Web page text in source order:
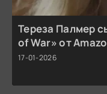
Тереза Палмер
of War» от
17-01-2026